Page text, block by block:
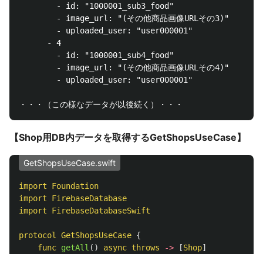
        - id: "1000001_sub3_food"
        - image_url: "(その他商品画像URLその3)"
        - uploaded_user: "user000001"
      - 4
        - id: "1000001_sub4_food"
        - image_url: "(その他商品画像URLその4)"
        - uploaded_user: "user000001"
【Shop用DB内データを取得するGetShopsUseCase】
GetShopsUseCase.swift
import
Foundation
import
FirebaseDatabase
import
FirebaseDatabaseSwift
protocol GetShopsUseCase {
func getAll () async throws -> [Shop]